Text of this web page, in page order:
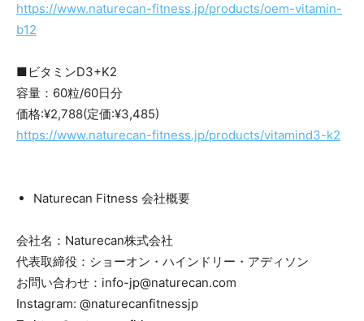
https://www.naturecan-fitness.jp/products/oem-vitamin-
b12
■ビタミンD3+K2
容量：60粒/60日分
価格:¥2,788(定価:¥3,485)
https://www.naturecan-fitness.jp/products/vitamind3-k2
Naturecan Fitness 会社概要
会社名：Naturecan株式会社
代表取締役：ショーオン・ハインドリー・アディソン
お問い合わせ：info-jp@naturecan.com
Instagram: @naturecanfitnessjp